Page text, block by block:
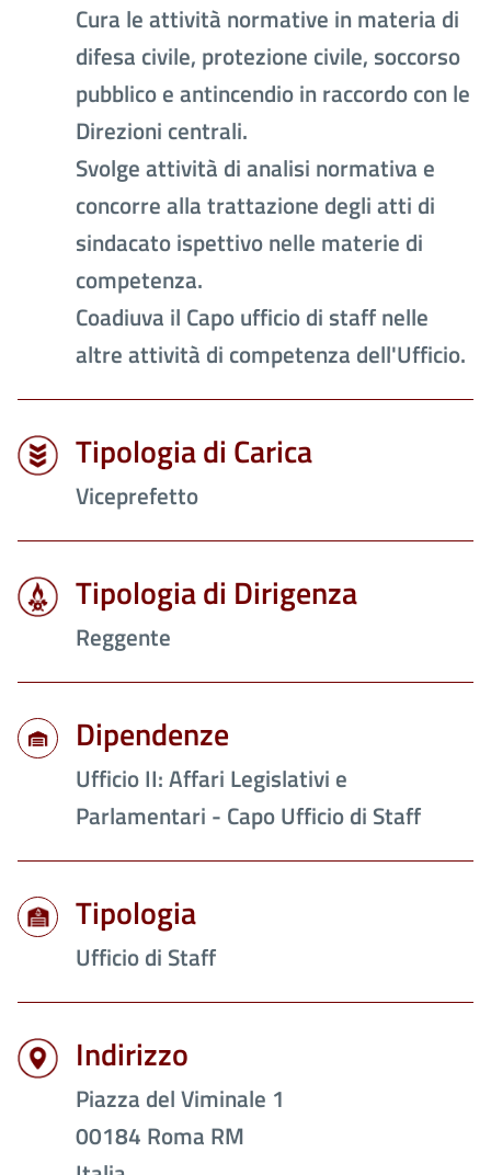
Cura le attività normative in materia di
difesa civile, protezione civile, soccorso
pubblico e antincendio in raccordo con le
Direzioni centrali.
Svolge attività di analisi normativa e
concorre alla trattazione degli atti di
sindacato ispettivo nelle materie di
competenza.
Coadiuva il Capo ufficio di staff nelle
altre attività di competenza dell'Ufficio.
Tipologia di Carica
Viceprefetto
Tipologia di Dirigenza
Reggente
Dipendenze
Ufficio II: Affari Legislativi e
Parlamentari - Capo Ufficio di Staff
Tipologia
Ufficio di Staff
Indirizzo
Piazza del Viminale 1
00184 Roma RM